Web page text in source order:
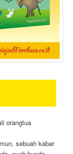
orangtua
sebuah kabar